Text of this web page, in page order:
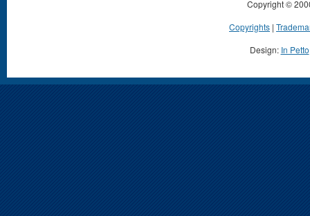
Copyright ©
Copyrights |
Design: In Petto